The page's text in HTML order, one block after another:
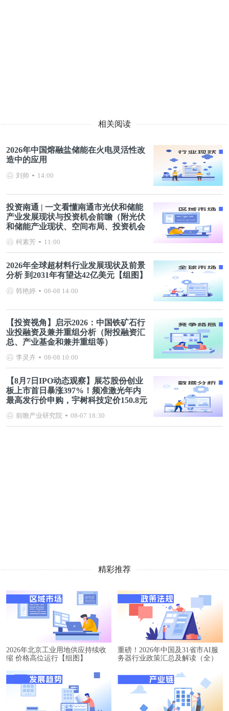
相关阅读
2026年中国熔融盐储能在火电灵活性改
造中的应用
刘帅 14:00
投资南通 | 一文看懂南通市光伏和储能
产业发展现状与投资机会前瞻（附光伏
和储能产业现状、空间布局、投资机会
柯素芳 11:00
2026年全球超材料行业发展现状及前景
分析 到2031年有望达42亿美元【组图】
韩艳婷 08-08 14:00
【投资视角】启示2026：中国铁矿石行
业投融资及兼并重组分析（附投融资汇
总、产业基金和兼并重组等）
李灵卉 08-08 10:00
【8月7日IPO动态观察】展芯股份创业
板上市首日暴涨397%！频准激光年内
最高发行价申购，宇树科技定价150.8元
前瞻产业研究院 08-07 18:30
精彩推荐
2026年北京工业用地供应持续收
缩 价格高位运行【组图】
重磅！2026年中国及31省市AI服
务器行业政策汇总及解读（全）